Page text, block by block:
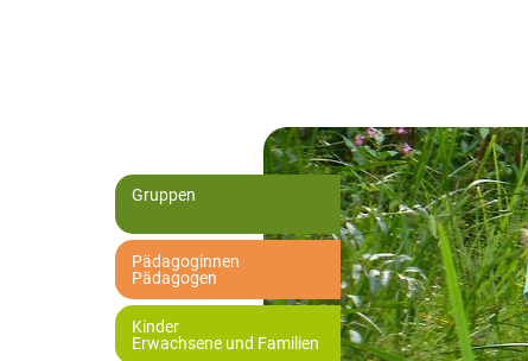
Gruppen
Pädagoginnen
Pädagogen
Kinder
Erwachsene und Familien